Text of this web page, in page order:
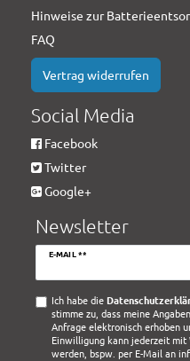
Hinweise zur
FAQ
Vertrag widerrufen
Social Media
Facebook
Twitter
Google+
Newsletter
E-MAIL **
Newsletter
Ich habe die
stimme zu, dass meine
Anfrage elektronisch erhoben
Einwilligung kann jederzeit
werden, bspw. per E-Mail an